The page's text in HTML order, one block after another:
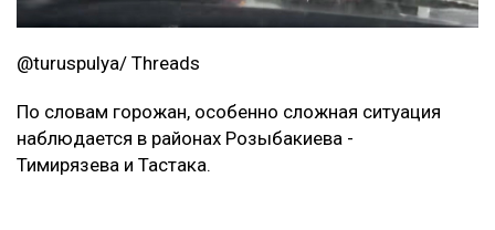
@turuspulya/ Threads
По словам горожан, особенно сложная ситуация
наблюдается в районах Розыбакиева -
Тимирязева и Тастака.